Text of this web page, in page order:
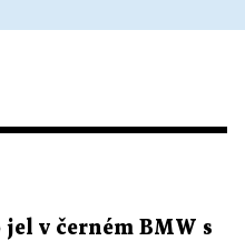
jel v černém BMW s